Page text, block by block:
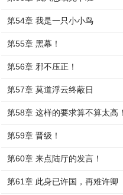
第54章 我是一只小小鸟
第55章 黑幕！
第56章 邪不压正！
第57章 莫道浮云终蔽日
第58章 这样的要求算不算太高！
第59章 晋级！
第60章 来点陆厅的发言！
第61章 此身已许国，再难许卿